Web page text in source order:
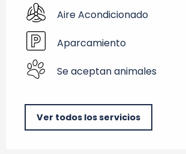
Aire Acondicionado
Aparcamiento
Se aceptan animales
Ver todos los servicios